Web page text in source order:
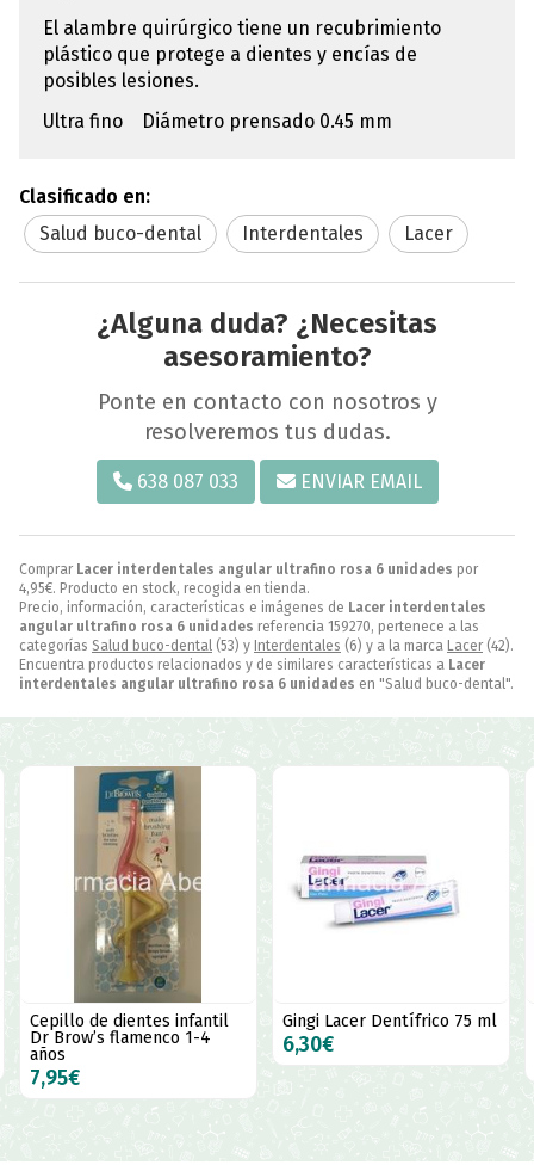
Comprar Lacer interdentales angular ultrafino rosa 6 unidades por
4,95€. Producto en stock, recogida en tienda.
Precio, información, características e imágenes de Lacer interdentales
angular ultrafino rosa 6 unidades referencia 159270, pertenece a las
categorías Salud buco-dental (53) y Interdentales (6) y a la marca Lacer (42).
Encuentra productos relacionados y de similares características a Lacer
interdentales angular ultrafino rosa 6 unidades en "Salud buco-dental".
El alambre quirúrgico tiene un recubrimiento
plástico que protege a dientes y encías de
posibles lesiones.
Ultra fino Diámetro prensado 0.45 mm
Clasificado en:
Salud buco-dental
Interdentales Lacer
¿Alguna duda? ¿Necesitas
asesoramiento?
Ponte en contacto con nosotros y
resolveremos tus dudas.
638 087 033 ENVIAR EMAIL
Gingi Lacer Dentífrico 75 ml
6,30€
GingiLacer colutorio para
encías sensibles 500 ml
9,95€